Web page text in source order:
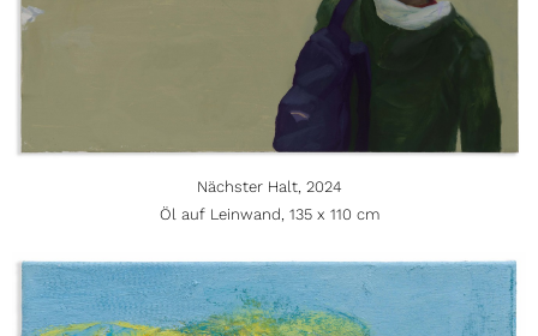
Nächster Halt, 2024
Öl auf Leinwand, 135 x 110 cm